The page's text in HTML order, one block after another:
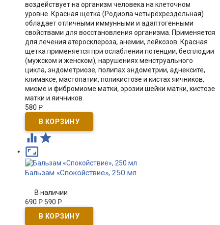
воздействует на организм человека на клеточном
уровне. Красная щетка (Родиола четырёхрездельная)
обладает отличными иммунными и адаптогенными
свойствами для восстановления организма. Применяется
для лечения атеросклероза, анемии, лейкозов. Красная
щетка применяется при ослаблении потенции, бесплодии
(мужском и женском), нарушениях менструального
цикла, эндометриозе, полипах эндометрии, аднексите,
климаксе, мастопатии, поликистозе и кистах яичников,
миоме и фибромиоме матки, эрозии шейки матки, кистозе
матки и яичников.
580 Р
 

Бальзам «Спокойствие», 250 мл
В наличии
690 Р 590 Р